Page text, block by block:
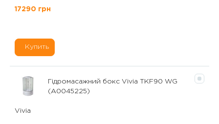
17290 грн
Купить
Гідромасажний бокс Vivia TKF90 WG
(А0045225)
Vivia